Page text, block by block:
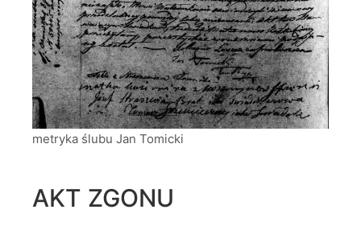
metryka ślubu Jan Tomicki
AKT ZGONU